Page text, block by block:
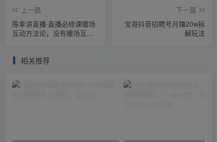
上一篇
陈幸讲直播·直播必修课暖场
互动方法论，没有暖场互
下一篇
宝哥抖音招聘号月赚20w拆
解玩法
相关推荐